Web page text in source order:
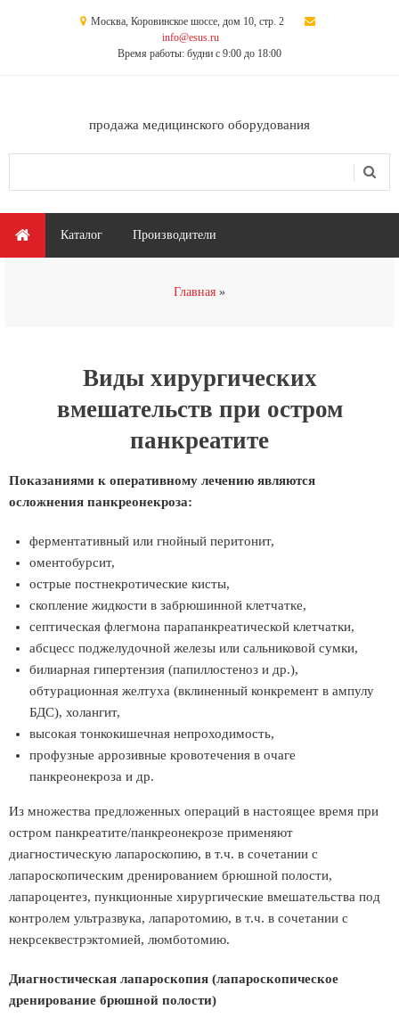
Москва, Коровинское шоссе, дом 10, стр. 2
info@esus.ru
Время работы: будни с 9:00 до 18:00
продажа медицинского оборудования
Главное меню
Каталог Производители
Главная
Виды хирургических
вмешательств при остром
панкреатите
Показаниями к оперативному лечению являются
осложнения панкреонекроза:
ферментативный или гнойный перитонит,
оментобурсит,
острые постнекротические кисты,
скопление жидкости в забрюшинной клетчатке,
септическая флегмона парапанкреатической клетчатки,
абсцесс поджелудочной железы или сальниковой сумки,
билиарная гипертензия (папиллостеноз и др.),
обтурационная желтуха (вклиненный конкремент в ампулу
БДС), холангит,
высокая тонкокишечная непроходимость,
профузные аррозивные кровотечения в очаге
панкреонекроза и др.
Из множества предложенных операций в настоящее время при
остром панкреатите/панкреонекрозе применяют
диагностическую лапароскопию, в т.ч. в сочетании с
лапароскопическим дренированием брюшной полости,
лапароцентез, пункционные хирургические вмешательства под
контролем ультразвука, лапаротомию, в т.ч. в сочетании с
некрсеквестрэктомией, люмботомию.
Диагностическая лапароскопия (лапароскопическое
дренирование брюшной полости)